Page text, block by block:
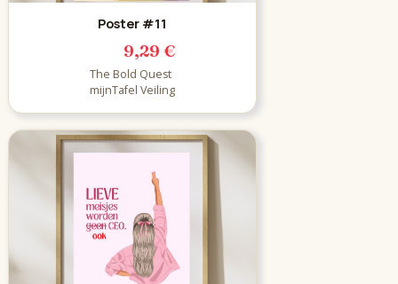
Poster #11
9,29 €
The Bold Quest
mijnTafel Veiling